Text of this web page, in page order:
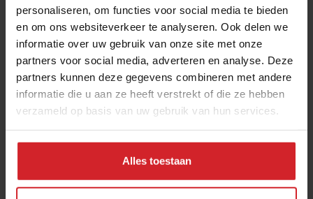
personaliseren, om functies voor social media te bieden
en om ons websiteverkeer te analyseren. Ook delen we
informatie over uw gebruik van onze site met onze
partners voor social media, adverteren en analyse. Deze
partners kunnen deze gegevens combineren met andere
informatie die u aan ze heeft verstrekt of die ze hebben
verzameld op basis van uw gebruik van hun services.
Alles toestaan
Horecacijfers
28 juni 2012| 1 min